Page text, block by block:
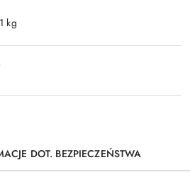
kg
DOT. BEZPIECZEŃSTWA